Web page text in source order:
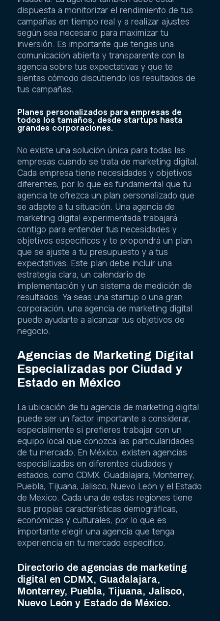
dispuesta a monitorizar el rendimiento de tus
campañas en tiempo real y a realizar ajustes
según sea necesario para maximizar tu
inversión. Es importante que tengas una
comunicación abierta y transparente con la
agencia sobre tus expectativas y que te
sientas cómodo discutiendo los resultados de
tus campañas.
Planes personalizados para empresas de
todos los tamaños, desde startups hasta
grandes corporaciones.
No existe una solución única para todas las
empresas cuando se trata de marketing digital.
Cada empresa tiene necesidades y objetivos
diferentes, por lo que es fundamental que tu
agencia te ofrezca un plan personalizado que
se adapte a tu situación. Una agencia de
marketing digital experimentada trabajará
contigo para entender tus necesidades y
objetivos específicos y te propondrá un plan
que se ajuste a tu presupuesto y a tus
expectativas. Este plan debe incluir una
estrategia clara, un calendario de
implementación y un sistema de medición de
resultados. Ya seas una startup o una gran
corporación, una agencia de marketing digital
puede ayudarte a alcanzar tus objetivos de
negocio.
Agencias de Marketing Digital
Especializadas por Ciudad y
Estado en México
La ubicación de tu agencia de marketing digital
puede ser un factor importante a considerar,
especialmente si prefieres trabajar con un
equipo local que conozca las particularidades
de tu mercado. En México, existen agencias
especializadas en diferentes ciudades y
estados, como CDMX, Guadalajara, Monterrey,
Puebla, Tijuana, Jalisco, Nuevo León y el Estado
de México. Cada una de estas regiones tiene
sus propias características demográficas,
económicas y culturales, por lo que es
importante elegir una agencia que tenga
experiencia en tu mercado específico.
Directorio de agencias de marketing
digital en CDMX, Guadalajara,
Monterrey, Puebla, Tijuana, Jalisco,
Nuevo León y Estado de México.